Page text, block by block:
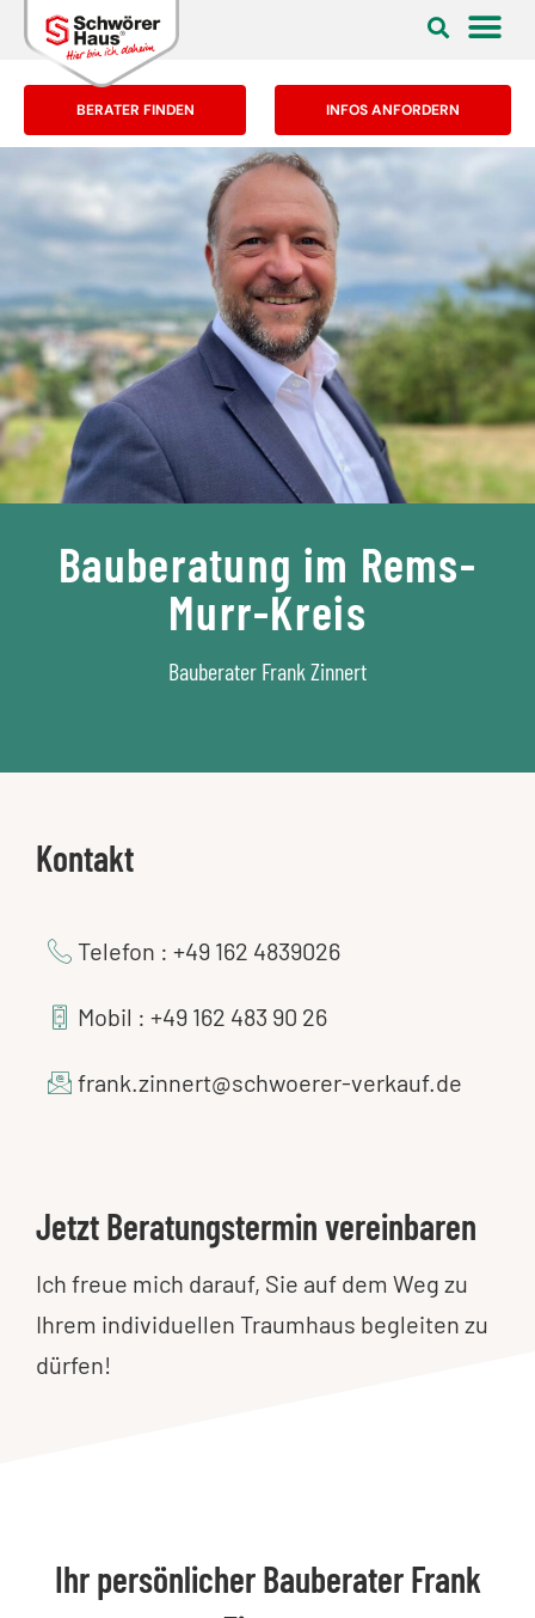
BERATER FINDEN INFOS ANFORDERN
Bauberatung im Rems-
Murr-Kreis
Bauberater Frank Zinnert
Kontakt
Telefon : +49 162 4839026
Mobil : +49 162 483 90 26
frank.zinnert@schwoerer-verkauf.de
Jetzt Beratungstermin vereinbaren
Ich freue mich darauf, Sie auf dem Weg zu
Ihrem individuellen Traumhaus begleiten zu
dürfen!
Ihr persönlicher Bauberater Frank